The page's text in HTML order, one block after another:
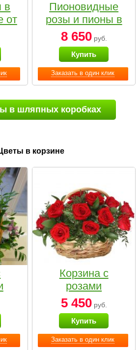
в
от
Заказать в один клик
Пионовидные
розы и пионы в
белой коробке
Small
8 650руб.
Купить
в шляпных коробках
в корзине
Заказать в один клик
Корзина с
розами
«Красный
Париж»
5 450руб.
Купить